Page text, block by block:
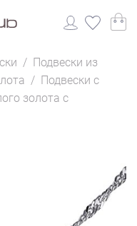
/ Подвески из
/ Подвески с
золота с